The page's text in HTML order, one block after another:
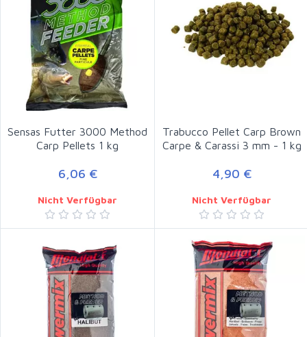
Sensas Futter 3000 Method
Carp Pellets 1 kg
6,06 €
Nicht Verfügbar
Trabucco Pellet Carp Brown
Carpe & Carassi 3 mm - 1 kg
4,90 €
Nicht Verfügbar